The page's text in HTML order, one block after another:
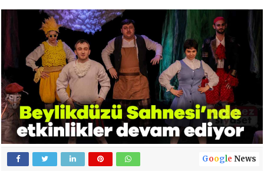
Google News